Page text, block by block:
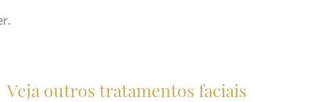
Veja outros tratamentos faciais